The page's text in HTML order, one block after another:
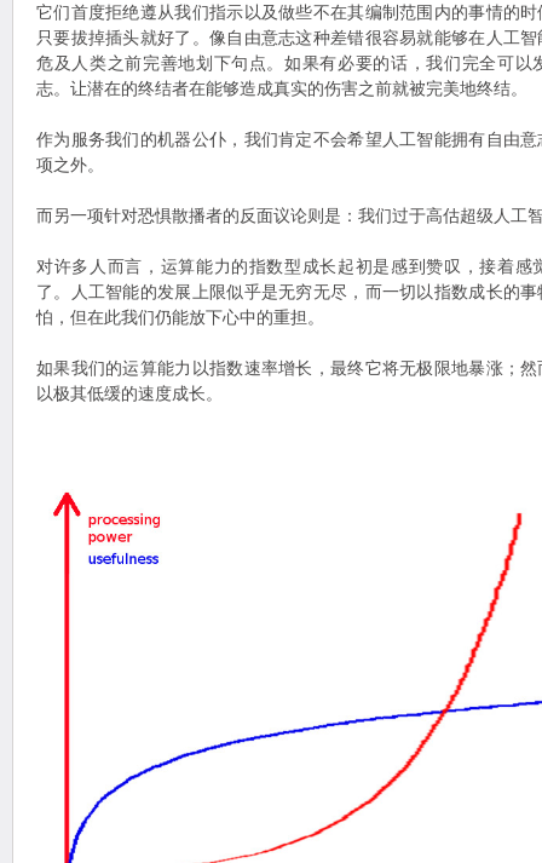
它们首度拒绝遵从我们指示以及做些不在其编制范围内的事情的
只要拔掉插头就好了。像自由意志这种差错很容易就能够在人工
危及人类之前完善地划下句点。如果有必要的话，我们完全可以
志。让潜在的终结者在能够造成真实的伤害之前就被完美地终结。
作为服务我们的机器公仆，我们肯定不会希望人工智能拥有自由
项之外。
而另一项针对恐惧散播者的反面议论则是：我们过于高估超级人工
对许多人而言，运算能力的指数型成长起初是感到赞叹，接着感
了。人工智能的发展上限似乎是无穷无尽，而一切以指数成长的
怕，但在此我们仍能放下心中的重担。
如果我们的运算能力以指数速率增长，最终它将无极限地暴涨；
以极其低缓的速度成长。